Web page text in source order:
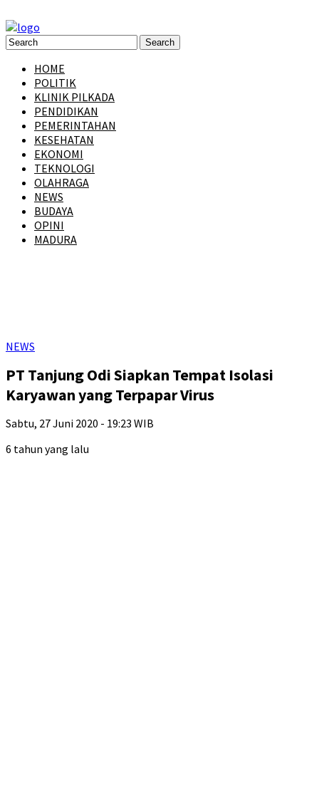
HOME
POLITIK
KLINIK PILKADA
PENDIDIKAN
PEMERINTAHAN
KESEHATAN
EKONOMI
TEKNOLOGI
OLAHRAGA
NEWS
BUDAYA
OPINI
MADURA
NEWS
PT Tanjung Odi Siapkan Tempat Isolasi
Karyawan yang Terpapar Virus
Sabtu, 27 Juni 2020 - 19:23 WIB
6 tahun yang lalu